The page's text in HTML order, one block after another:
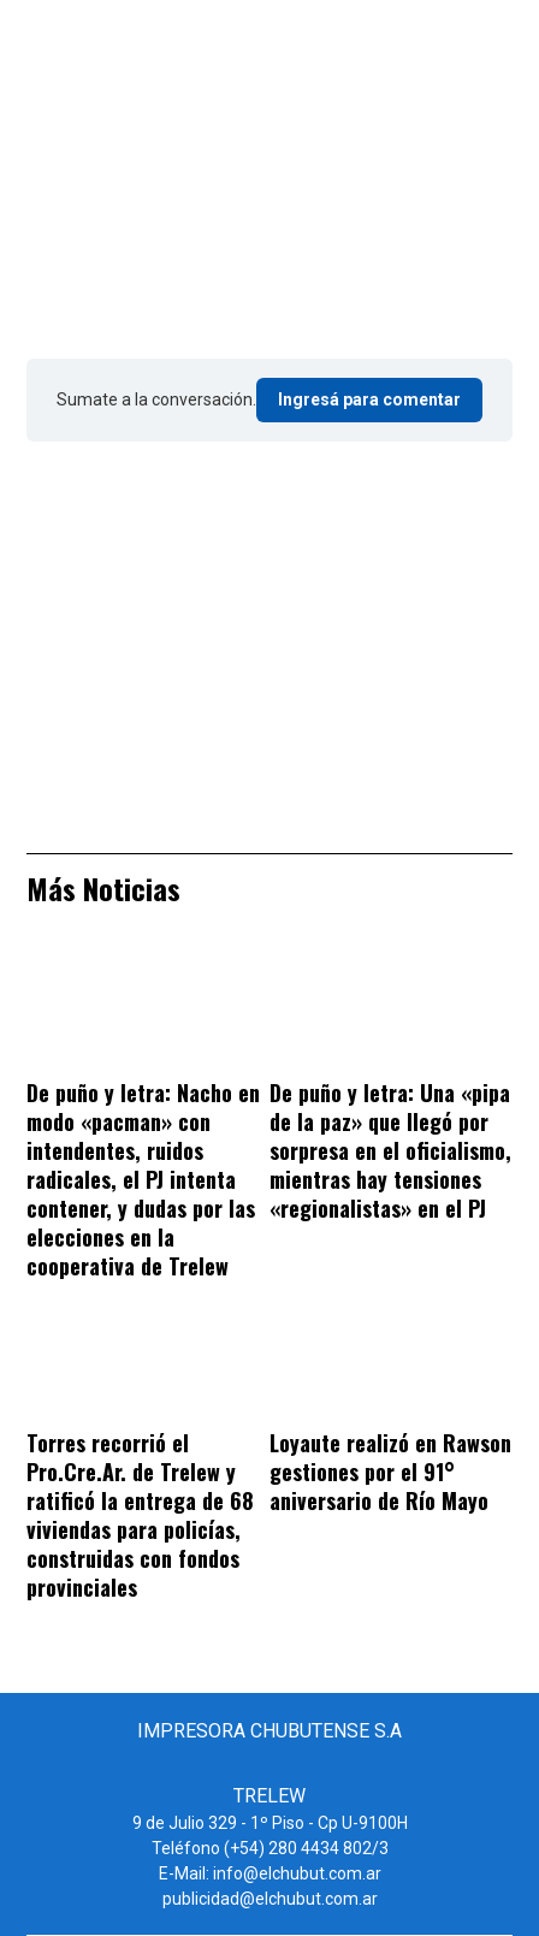
Sumate a la conversación. Ingresá para comentar
Más Noticias
De puño y letra: Nacho en
modo «pacman» con
intendentes, ruidos
radicales, el PJ intenta
contener, y dudas por las
elecciones en la
cooperativa de Trelew
De puño y letra: Una «pipa
de la paz» que llegó por
sorpresa en el oficialismo,
mientras hay tensiones
«regionalistas» en el PJ
Torres recorrió el
Pro.Cre.Ar. de Trelew y
ratificó la entrega de 68
viviendas para policías,
construidas con fondos
provinciales
Loyaute realizó en Rawson
gestiones por el 91°
aniversario de Río Mayo
IMPRESORA CHUBUTENSE S.A
TRELEW
9 de Julio 329 - 1º Piso - Cp U-9100H
Teléfono (+54) 280 4434 802/3
E-Mail: info@elchubut.com.ar
publicidad@elchubut.com.ar